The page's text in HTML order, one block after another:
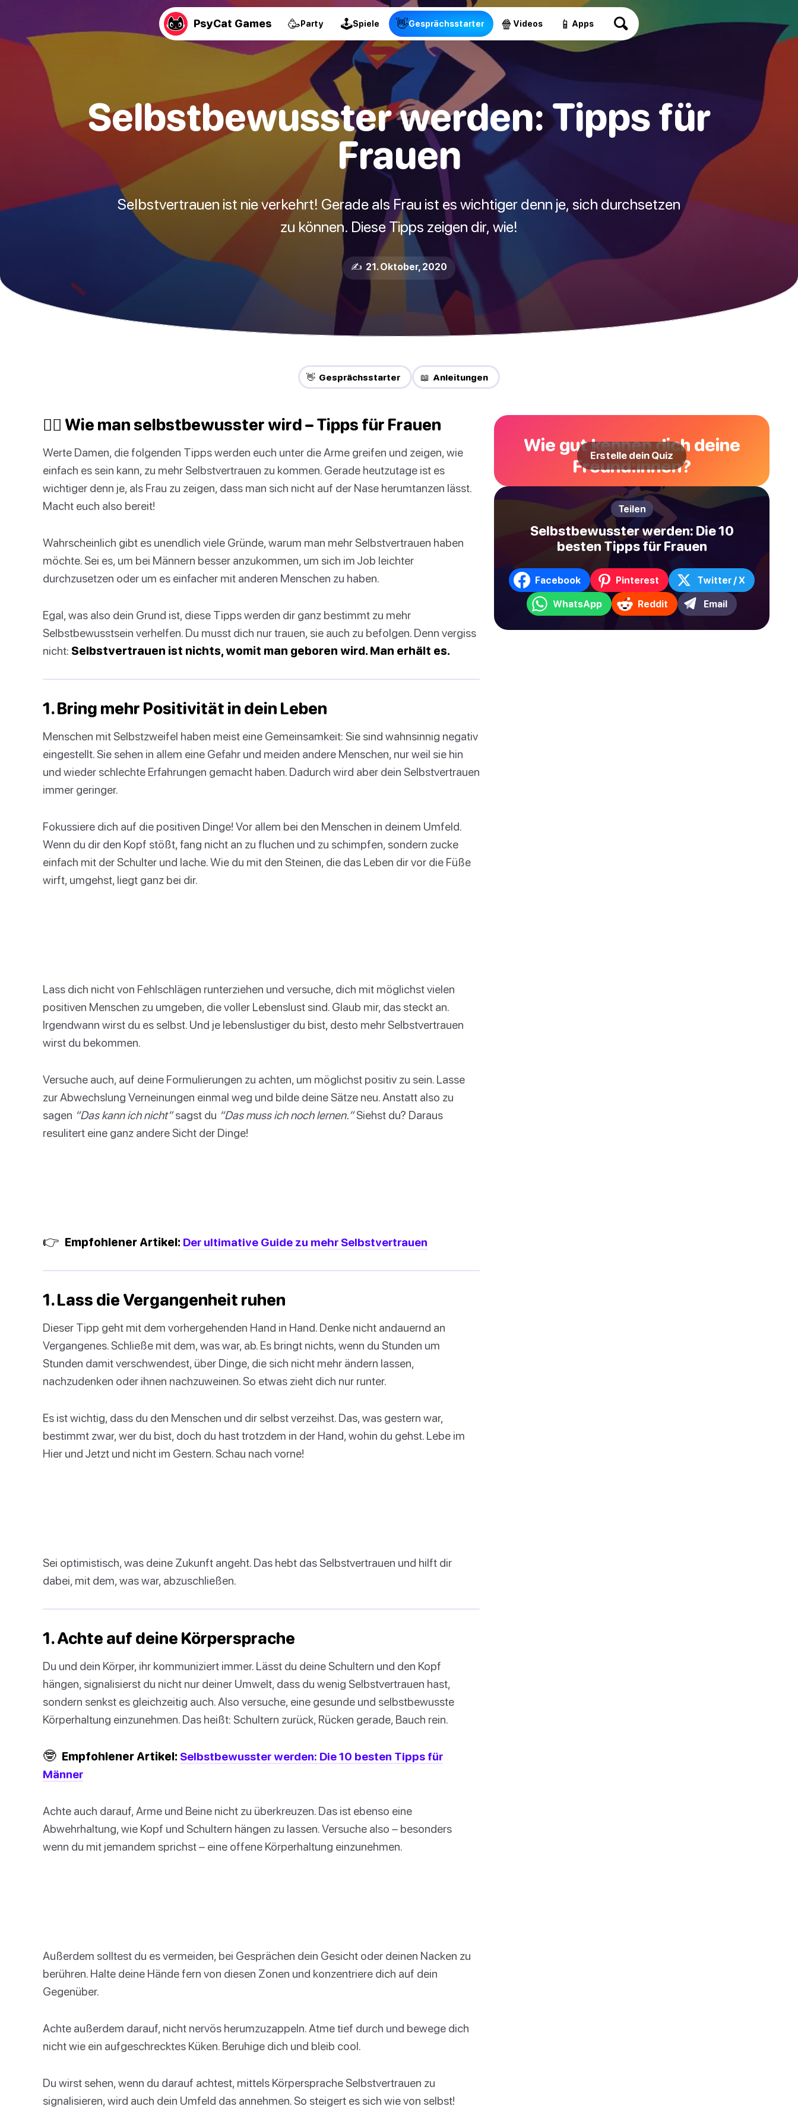
PsyCat Games 🥳Party 🕹Spiele 👋Gesprächsstarter 🍿 Videos 📱 Apps
Selbstbewusster werden: Tipps für
Frauen
Selbstvertrauen ist nie verkehrt! Gerade als Frau ist es wichtiger denn je, sich durchsetzen
zu können. Diese Tipps zeigen dir, wie!
✍️ 21. Oktober, 2020
👋 Gesprächsstarter 📖 Anleitungen
🐱‍🏍 Wie man selbstbewusster wird – Tipps für Frauen
Werte Damen, die folgenden Tipps werden euch unter die Arme greifen und zeigen, wie
einfach es sein kann, zu mehr Selbstvertrauen zu kommen. Gerade heutzutage ist es
wichtiger denn je, als Frau zu zeigen, dass man sich nicht auf der Nase herumtanzen lässt.
Macht euch also bereit!
Wahrscheinlich gibt es unendlich viele Gründe, warum man mehr Selbstvertrauen haben
möchte. Sei es, um bei Männern besser anzukommen, um sich im Job leichter
durchzusetzen oder um es einfacher mit anderen Menschen zu haben.
Egal, was also dein Grund ist, diese Tipps werden dir ganz bestimmt zu mehr
Selbstbewusstsein verhelfen. Du musst dich nur trauen, sie auch zu befolgen. Denn vergiss
nicht: Selbstvertrauen ist nichts, womit man geboren wird. Man erhält es.
1. Bring mehr Positivität in dein Leben
Menschen mit Selbstzweifel haben meist eine Gemeinsamkeit: Sie sind wahnsinnig negativ
eingestellt. Sie sehen in allem eine Gefahr und meiden andere Menschen, nur weil sie hin
und wieder schlechte Erfahrungen gemacht haben. Dadurch wird aber dein Selbstvertrauen
immer geringer.
Fokussiere dich auf die positiven Dinge! Vor allem bei den Menschen in deinem Umfeld.
Wenn du dir den Kopf stößt, fang nicht an zu fluchen und zu schimpfen, sondern zucke
einfach mit der Schulter und lache. Wie du mit den Steinen, die das Leben dir vor die Füße
wirft, umgehst, liegt ganz bei dir.
Lass dich nicht von Fehlschlägen runterziehen und versuche, dich mit möglichst vielen
positiven Menschen zu umgeben, die voller Lebenslust sind. Glaub mir, das steckt an.
Irgendwann wirst du es selbst. Und je lebenslustiger du bist, desto mehr Selbstvertrauen
wirst du bekommen.
Versuche auch, auf deine Formulierungen zu achten, um möglichst positiv zu sein. Lasse
zur Abwechslung Verneinungen einmal weg und bilde deine Sätze neu. Anstatt also zu
sagen “Das kann ich nicht”sagst du “Das muss ich noch lernen.”Siehst du? Daraus
resulitert eine ganz andere Sicht der Dinge!
👉 Empfohlener Artikel: Der ultimative Guide zu mehr Selbstvertrauen
1. Lass die Vergangenheit ruhen
Dieser Tipp geht mit dem vorhergehenden Hand in Hand. Denke nicht andauernd an
Vergangenes. Schließe mit dem, was war, ab. Es bringt nichts, wenn du Stunden um
Stunden damit verschwendest, über Dinge, die sich nicht mehr ändern lassen,
nachzudenken oder ihnen nachzuweinen. So etwas zieht dich nur runter.
Es ist wichtig, dass du den Menschen und dir selbst verzeihst. Das, was gestern war,
bestimmt zwar, wer du bist, doch du hast trotzdem in der Hand, wohin du gehst. Lebe im
Hier und Jetzt und nicht im Gestern. Schau nach vorne!
Sei optimistisch, was deine Zukunft angeht. Das hebt das Selbstvertrauen und hilft dir
dabei, mit dem, was war, abzuschließen.
1. Achte auf deine Körpersprache
Du und dein Körper, ihr kommuniziert immer. Lässt du deine Schultern und den Kopf
hängen, signalisierst du nicht nur deiner Umwelt, dass du wenig Selbstvertrauen hast,
sondern senkst es gleichzeitig auch. Also versuche, eine gesunde und selbstbewusste
Körperhaltung einzunehmen. Das heißt: Schultern zurück, Rücken gerade, Bauch rein.
🤓 Empfohlener Artikel: Selbstbewusster werden: Die 10 besten Tipps für
Männer
Achte auch darauf, Arme und Beine nicht zu überkreuzen. Das ist ebenso eine
Abwehrhaltung, wie Kopf und Schultern hängen zu lassen. Versuche also – besonders
wenn du mit jemandem sprichst – eine offene Körperhaltung einzunehmen.
Außerdem solltest du es vermeiden, bei Gesprächen dein Gesicht oder deinen Nacken zu
berühren. Halte deine Hände fern von diesen Zonen und konzentriere dich auf dein
Gegenüber.
Achte außerdem darauf, nicht nervös herumzuzappeln. Atme tief durch und bewege dich
nicht wie ein aufgeschrecktes Küken. Beruhige dich und bleib cool.
Du wirst sehen, wenn du darauf achtest, mittels Körpersprache Selbstvertrauen zu
signalisieren, wird auch dein Umfeld das annehmen. So steigert es sich wie von selbst!
Wie gut kennen dich deine
Freund:innen?
Erstelle dein Quiz
Teilen
Selbstbewusster werden: Die 10
besten Tipps für Frauen
Facebook Pinterest Twitter / X
WhatsApp Reddit Email